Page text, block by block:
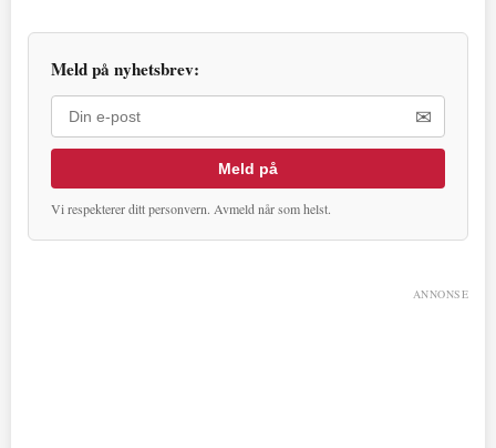
Meld på nyhetsbrev:
✉
Meld på
Vi respekterer ditt personvern. Avmeld når som helst.
ANNONSE